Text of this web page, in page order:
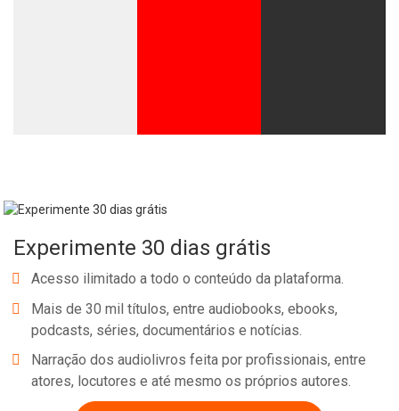
Experimente 30 dias grátis
Acesso ilimitado a todo o conteúdo da plataforma.
Mais de 30 mil títulos, entre audiobooks, ebooks,
podcasts, séries, documentários e notícias.
Narração dos audiolivros feita por profissionais, entre
atores, locutores e até mesmo os próprios autores.